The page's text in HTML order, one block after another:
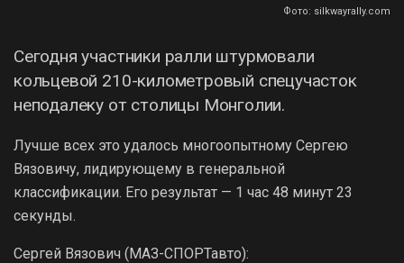
Фото: silkwayrally.com
Сегодня участники ралли штурмовали
кольцевой 210-километровый спецучасток
неподалеку от столицы Монголии.
Лучше всех это удалось многоопытному Сергею
Вязовичу, лидирующему в генеральной
классификации. Его результат — 1 час 48 минут 23
секунды.
Сергей Вязович (МАЗ-СПОРТавто):